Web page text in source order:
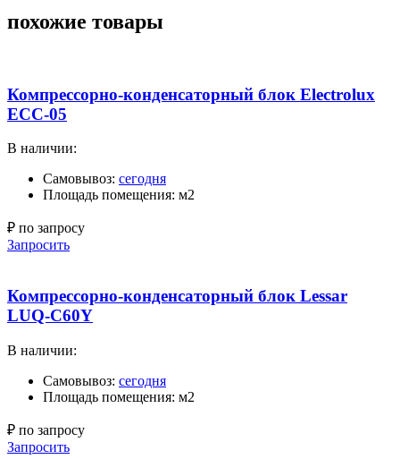
похожие товары
Компрессорно-конденсаторный блок Electrolux
ECC-05
В наличии:
Самовывоз: сегодня
Площадь помещения: м2
₽ по запросу
Запросить
Компрессорно-конденсаторный блок Lessar
LUQ-C60Y
В наличии:
Самовывоз: сегодня
Площадь помещения: м2
₽ по запросу
Запросить